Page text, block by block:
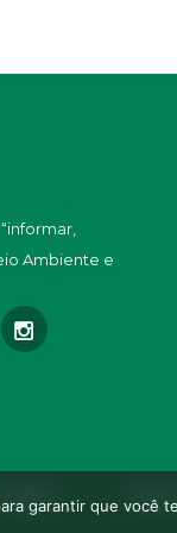
Ambiente e
garantir que você